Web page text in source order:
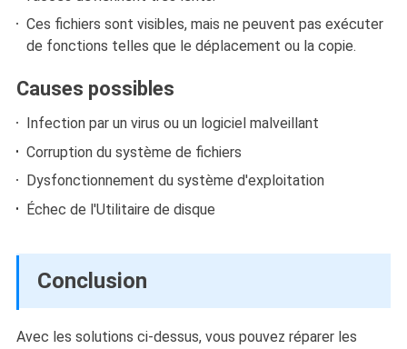
Ces fichiers sont visibles, mais ne peuvent pas exécuter
de fonctions telles que le déplacement ou la copie.
Causes possibles
Infection par un virus ou un logiciel malveillant
Corruption du système de fichiers
Dysfonctionnement du système d'exploitation
Échec de l'Utilitaire de disque
Conclusion
Avec les solutions ci-dessus, vous pouvez réparer les